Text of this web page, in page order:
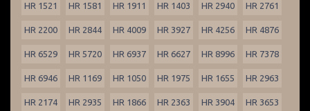
HR 1521 HR 1581 HR 1911 HR 1403 HR 2940 HR 2761
HR 2200 HR 2844 HR 4009 HR 3927 HR 4256 HR 4876
HR 6529 HR 5720 HR 6937 HR 6627 HR 8996 HR 7378
HR 6946 HR 1169 HR 1050 HR 1975 HR 1655 HR 2963
HR 2174 HR 2935 HR 1866 HR 2363 HR 3904 HR 3653